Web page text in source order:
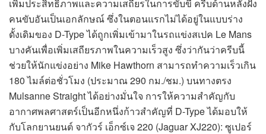
เพิ่มประสิทธิภาพและความเสถียรในการขับขี่ ครีบด้านหลังฝั่ง
คนขับอันเป็นเอกลักษณ์ ซึ่งในตอนแรกไม่ได้อยู่ในแบบร่าง
ดั้งเดิมของ D-Type ได้ถูกเพิ่มเข้ามาในรถแข่งสเปค Le Mans
บางคันเพื่อเพิ่มเสถียรภาพในความเร็วสูง ซึ่งว่ากันว่าครีบนี้
ช่วยให้นักแข่งอย่าง Mike Hawthorn สามารถทำความเร็วเกิน
180 ไมล์ต่อชั่วโมง (ประมาณ 290 กม./ชม.) บนทางตรง
Mulsanne Straight ได้อย่างมั่นใจ การให้ความสำคัญกับ
อากาศพลศาสตร์เป็นอีกหนึ่งก้าวสำคัญที่ D-Type ได้มอบให้
กับโลกยานยนต์ จากัวร์ เอ็กซ์เจ 220 (Jaguar XJ220): ซูเปอร์